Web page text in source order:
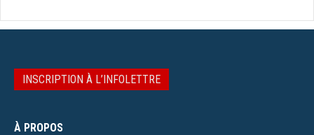
INSCRIPTION À L’INFOLETTRE
À PROPOS